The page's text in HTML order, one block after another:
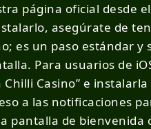
página oficial desde
asegúrate de
es un paso estándar
Para usuarios de
Casino” e
a las notificaciones
pantalla de